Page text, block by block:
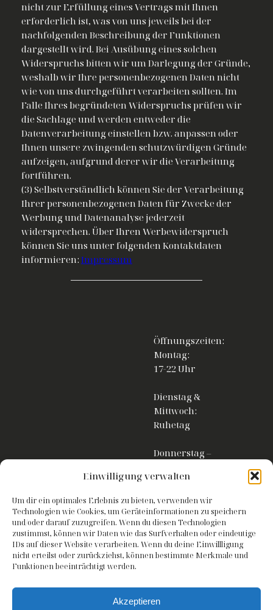
Einwilligung verwalten
Um dir ein optimales Erlebnis zu bieten, verwenden wir
Technologien wie Cookies, um Geräteinformationen zu speichern
und/oder darauf zuzugreifen. Wenn du diesen Technologien
zustimmst, können wir Daten wie das Surfverhalten oder eindeutige
IDs auf dieser Website verarbeiten. Wenn du deine Einwillligung
nicht erteilst oder zurückziehst, können bestimmte Merkmale und
Funktionen beeinträchtigt werden.
Akzeptieren
nicht zur Erfüllung eines Vertrags mit Ihnen
erforderlich ist, was von uns jeweils bei der
nachfolgenden Beschreibung der Funktionen
dargestellt wird. Bei Ausübung eines solchen
Widerspruchs bitten wir um Darlegung der Gründe,
weshalb wir Ihre personenbezogenen Daten nicht
wie von uns durchgeführt verarbeiten sollten. Im
Falle Ihres begründeten Widerspruchs prüfen wir
die Sachlage und werden entweder die
Datenverarbeitung einstellen bzw. anpassen oder
Ihnen unsere zwingenden schutzwürdigen Gründe
aufzeigen, aufgrund derer wir die Verarbeitung
fortführen.
(3) Selbstverständlich können Sie der Verarbeitung
Ihrer personenbezogenen Daten für Zwecke der
Werbung und Datenanalyse jederzeit
widersprechen. Über Ihren Werbewiderspruch
können Sie uns unter folgenden Kontaktdaten
informieren: Impressum
Landhaus
Schmalzgrube
Mangenberger Str. 356
42655 Solingen
Tel.: 0212 222460
Datenschutzerkläru
Öffnungszeiten:
Montag:
17-22 Uhr
Dienstag &
Mittwoch:
Ruhetag
Donnerstag –
17-23 Uhr
Sonntag:
12-22 Uhr
Küchenzeiten: